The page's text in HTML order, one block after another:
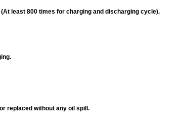
least 800 times for charging and discharging cycle).
replaced without any oil spill.